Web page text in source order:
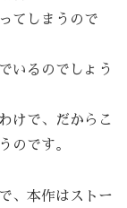
てしまうので
いるのでしょう
けで、だからこ
のです。
、本作はストー